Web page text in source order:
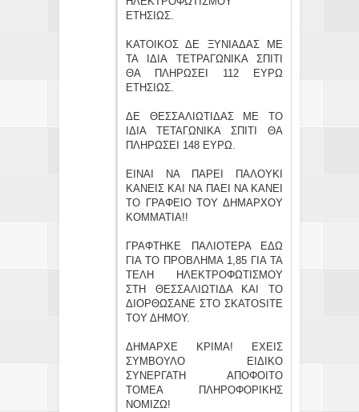
ΕΤΗΣΙΩΣ.
ΚΑΤΟΙΚΟΣ ΔΕ ΞΥΝΙΑΔΑΣ ΜΕ
ΤΑ ΙΔΙΑ ΤΕΤΡΑΓΩΝΙΚΑ ΣΠΙΤΙ
ΘΑ ΠΛΗΡΩΣΕΙ 112 ΕΥΡΩ
ΕΤΗΣΙΩΣ.
ΔΕ ΘΕΣΣΑΛΙΩΤΙΔΑΣ ΜΕ ΤΟ
ΙΔΙΑ ΤΕΤΑΓΩΝΙΚΑ ΣΠΙΤΙ ΘΑ
ΠΛΗΡΩΣΕΙ 148 ΕΥΡΩ.
ΕΙΝΑΙ ΝΑ ΠΑΡΕΙ ΠΑΛΟΥΚΙ
ΚΑΝΕΙΣ ΚΑΙ ΝΑ ΠΑΕΙ ΝΑ ΚΑΝΕΙ
ΤΟ ΓΡΑΦΕΙΟ ΤΟΥ ΔΗΜΑΡΧΟΥ
ΚΟΜΜΑΤΙΑ!!
ΓΡΑΦΤΗΚΕ ΠΑΛΙΟΤΕΡΑ ΕΔΩ
ΓΙΑ ΤΟ ΠΡΟΒΛΗΜΑ 1,85 ΓΙΑ ΤΑ
ΤΕΛΗ ΗΛΕΚΤΡΟΦΩΤΙΣΜΟΥ
ΣΤΗ ΘΕΣΣΑΛΙΩΤΙΔΑ ΚΑΙ ΤΟ
ΔΙΟΡΘΩΣΑΝΕ ΣΤΟ ΣΚΑΤΟSITE
ΤΟΥ ΔΗΜΟΥ.
ΔΗΜΑΡΧΕ ΚΡΙΜΑ! ΕΧΕΙΣ
ΣΥΜΒΟΥΛΟ ΕΙΔΙΚΟ
ΣΥΝΕΡΓΑΤΗ ΑΠΟΦΟΙΤΟ
ΤΟΜΕΑ ΠΛΗΡΟΦΟΡΙΚΗΣ
ΝΟΜΙΖΩ!